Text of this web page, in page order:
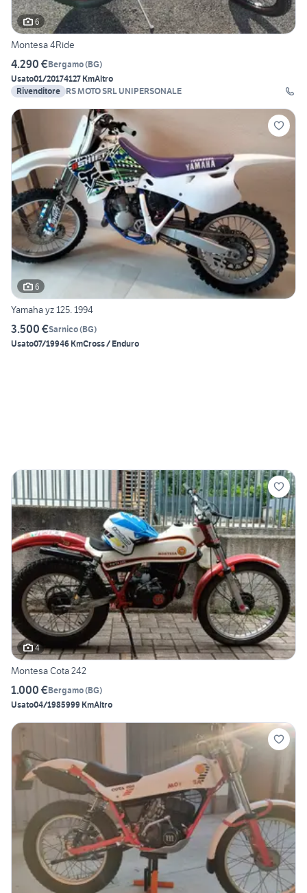
6
Montesa 4Ride
4.290 €Bergamo(BG)
Usato01/20174127 KmAltro
Rivenditore RS MOTO SRL UNIPERSONALE
6
Yamaha yz 125. 1994
3.500 €Sarnico(BG)
Usato07/19946 KmCross / Enduro
4
Montesa Cota 242
1.000 €Bergamo(BG)
Usato04/1985999 KmAltro